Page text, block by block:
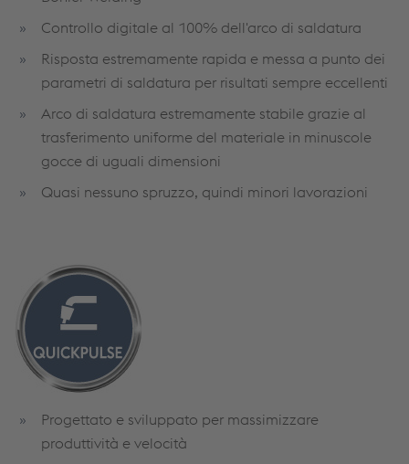
Controllo digitale al 100% dell'arco di saldatura
Risposta estremamente rapida e messa a punto dei
parametri di saldatura per risultati sempre eccellenti
Arco di saldatura estremamente stabile grazie al
trasferimento uniforme del materiale in minuscole
gocce di uguali dimensioni
Quasi nessuno spruzzo, quindi minori lavorazioni
Progettato e sviluppato per massimizzare
produttività e velocità